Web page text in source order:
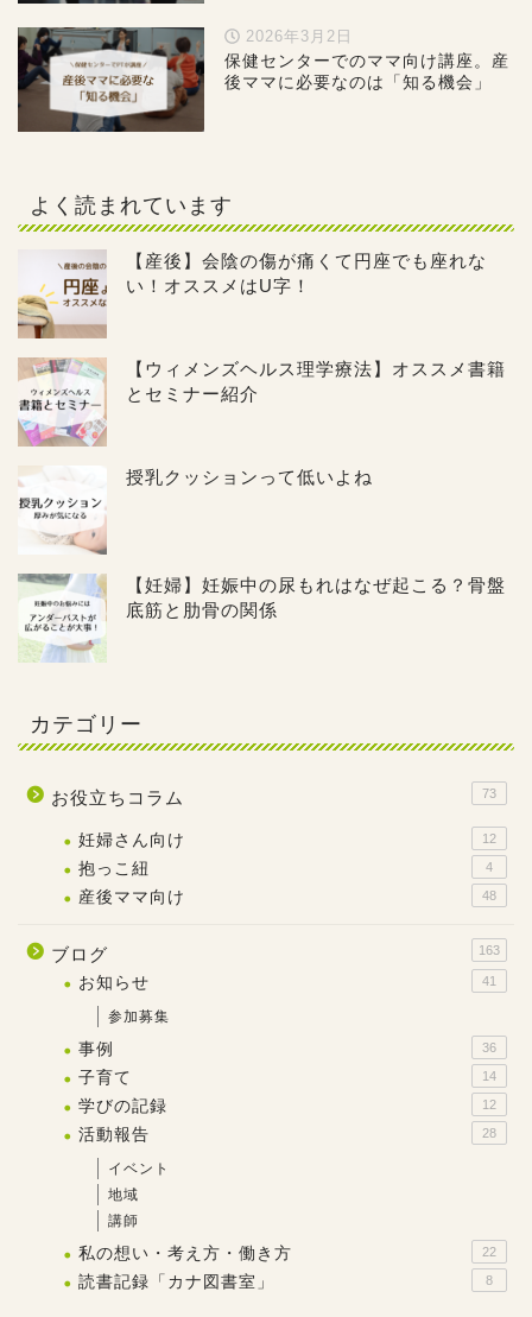
2026年3月2日
保健センターでのママ向け講座。産
後ママに必要なのは「知る機会」
よく読まれています
【産後】会陰の傷が痛くて円座でも座れな
い！オススメはU字！
【ウィメンズヘルス理学療法】オススメ書籍
とセミナー紹介
授乳クッションって低いよね
【妊婦】妊娠中の尿もれはなぜ起こる？骨盤
底筋と肋骨の関係
カテゴリー
お役立ちコラム 73
妊婦さん向け 12
抱っこ紐 4
産後ママ向け 48
ブログ 163
お知らせ 41
参加募集
事例 36
子育て 14
学びの記録 12
活動報告 28
イベント
地域
講師
私の想い・考え方・働き方 22
読書記録「カナ図書室」 8